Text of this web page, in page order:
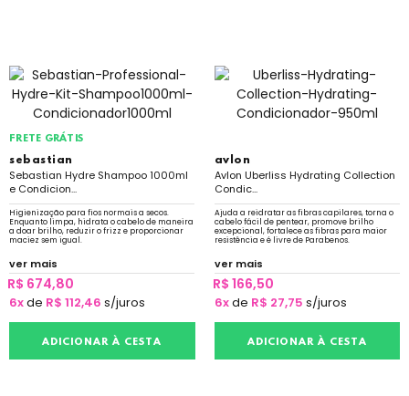
FRETE GRÁTIS
sebastian
Sebastian Hydre Shampoo 1000ml
e Condicion...
Higienização para fios normais a secos.
Enquanto limpa, hidrata o cabelo de maneira
a doar brilho, reduzir o frizz e proporcionar
maciez sem igual.
ver mais
R$ 674,80
6xde R$ 112,46 s/juros
ADICIONAR À CESTA
avlon
Avlon Uberliss Hydrating Collection
Condic...
Ajuda a reidratar as fibras capilares, torna o
cabelo fácil de pentear, promove brilho
excepcional, fortalece as fibras para maior
resistência e é livre de Parabenos.
ver mais
R$ 166,50
6xde R$ 27,75 s/juros
ADICIONAR À CESTA